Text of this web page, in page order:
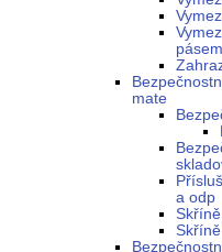
pásem
mate
a odp